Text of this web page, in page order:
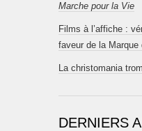
Marche pour la Vie
Films à l’affiche :
faveur de la Marque
La christomania
DERNIERS